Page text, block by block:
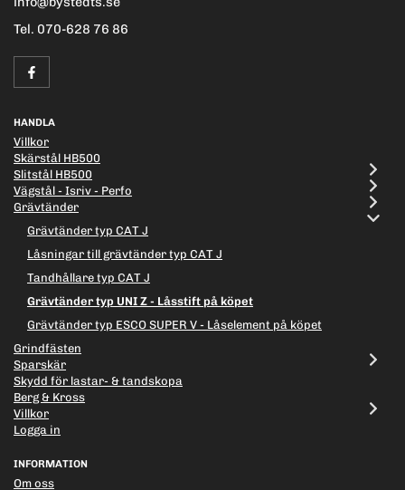
Tel. 070-628 76 86
HANDLA
Villkor
Skärstål HB500
Slitstål HB500
Vägstål - Isriv - Perfo
Grävtänder
Grävtänder typ CAT J
Låsningar till grävtänder typ CAT J
Tandhållare typ CAT J
Grävtänder typ UNI Z - Låsstift på köpet
Grävtänder typ ESCO SUPER V - Låselement på köpet
Grindfästen
Sparskär
Skydd för lastar- & tandskopa
Berg & Kross
Villkor
Logga in
INFORMATION
Om oss